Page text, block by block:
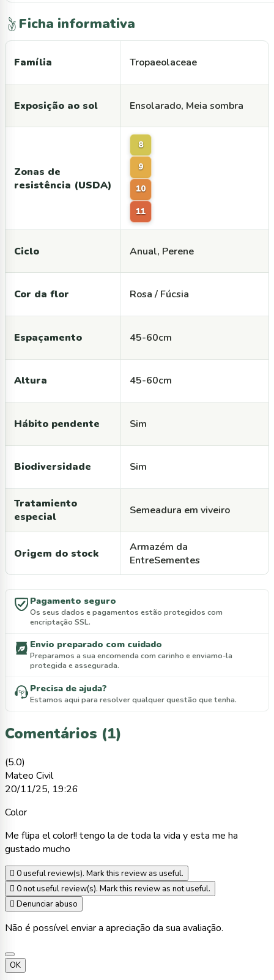
Ficha informativa
Família Tropaeolaceae
Exposição ao sol Ensolarado, Meia sombra
Zonas de
resistência (USDA)
8
9
10
11
Ciclo Anual, Perene
Cor da flor Rosa / Fúcsia
Espaçamento 45-60cm
Altura 45-60cm
Hábito pendente Sim
Biodiversidade Sim
Tratamiento
especial
Semeadura em viveiro
Origem do stock
Armazém da
EntreSementes
Pagamento seguro
Os seus dados e pagamentos estão protegidos com
encriptação SSL.
Envio preparado com cuidado
Preparamos a sua encomenda com carinho e enviamo-la
protegida e assegurada.
Precisa de ajuda?
Estamos aqui para resolver qualquer questão que tenha.
Comentários (1)
(5.0)
Mateo Civil
20/11/25, 19:26
Color
Me flipa el color!! tengo la de toda la vida y esta me ha
gustado mucho
 0useful review(s). Mark this review as useful.
 0not useful review(s). Mark this review as not useful.
 Denunciar abuso
Não é possível enviar a apreciação da sua avaliação.
OK